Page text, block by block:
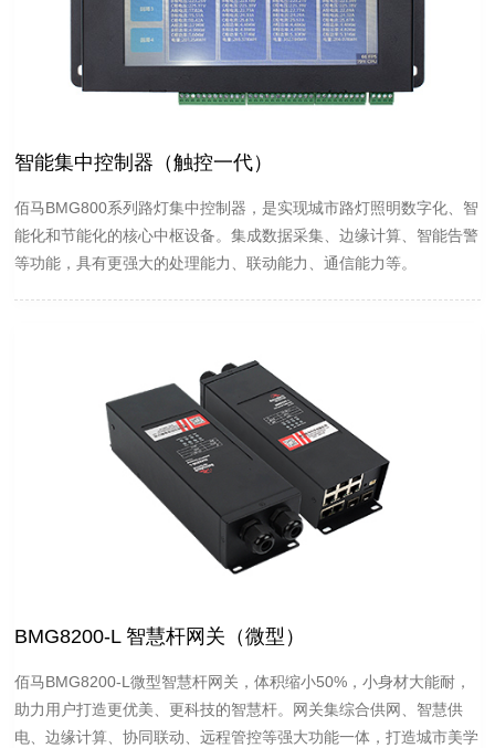
智能集中控制器（触控一代）
佰马BMG800系列路灯集中控制器，是实现城市路灯照明数字化、智
能化和节能化的核心中枢设备。集成数据采集、边缘计算、智能告警
等功能，具有更强大的处理能力、联动能力、通信能力等。
BMG8200-L 智慧杆网关（微型）
佰马BMG8200-L微型智慧杆网关，体积缩小50%，小身材大能耐，
助力用户打造更优美、更科技的智慧杆。网关集综合供网、智慧供
电、边缘计算、协同联动、远程管控等强大功能一体，打造城市美学